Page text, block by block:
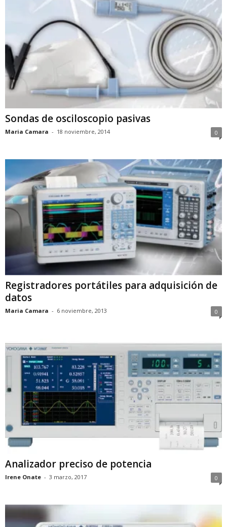
Sondas de osciloscopio pasivas
Maria Camara - 18 noviembre, 2014 0
Registradores portátiles para adquisición de
datos
Maria Camara - 6 noviembre, 2013 0
Analizador preciso de potencia
Irene Onate - 3 marzo, 2017 0